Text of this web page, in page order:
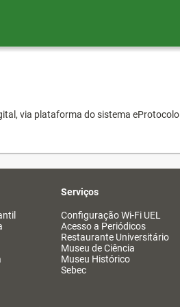
via plataforma do sistema
Serviços
Configuração Wi-Fi UEL
Acesso a Periódicos
Restaurante Universitário
Museu de Ciência
Museu Histórico
Sebec